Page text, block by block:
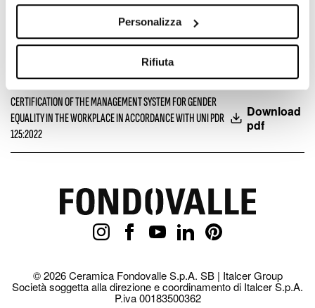
Personalizza
Rifiuta
CERTIFICATION OF THE MANAGEMENT SYSTEM FOR GENDER
EQUALITY IN THE WORKPLACE IN ACCORDANCE WITH UNI PDR
125:2022
Download
pdf
© 2026 Ceramica Fondovalle S.p.A. SB | Italcer Group
Società soggetta alla direzione e coordinamento di Italcer S.p.A.
P.iva 00183500362